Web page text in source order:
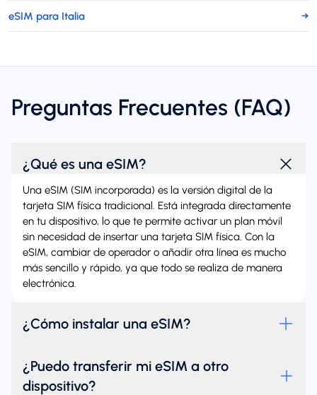
eSIM para Italia →
Preguntas Frecuentes (FAQ)
¿Qué es una eSIM?
Una eSIM (SIM incorporada) es la versión digital de la
tarjeta SIM física tradicional. Está integrada directamente
en tu dispositivo, lo que te permite activar un plan móvil
sin necesidad de insertar una tarjeta SIM física. Con la
eSIM, cambiar de operador o añadir otra línea es mucho
más sencillo y rápido, ya que todo se realiza de manera
electrónica.
¿Cómo instalar una eSIM?
¿Puedo transferir mi eSIM a otro
dispositivo?